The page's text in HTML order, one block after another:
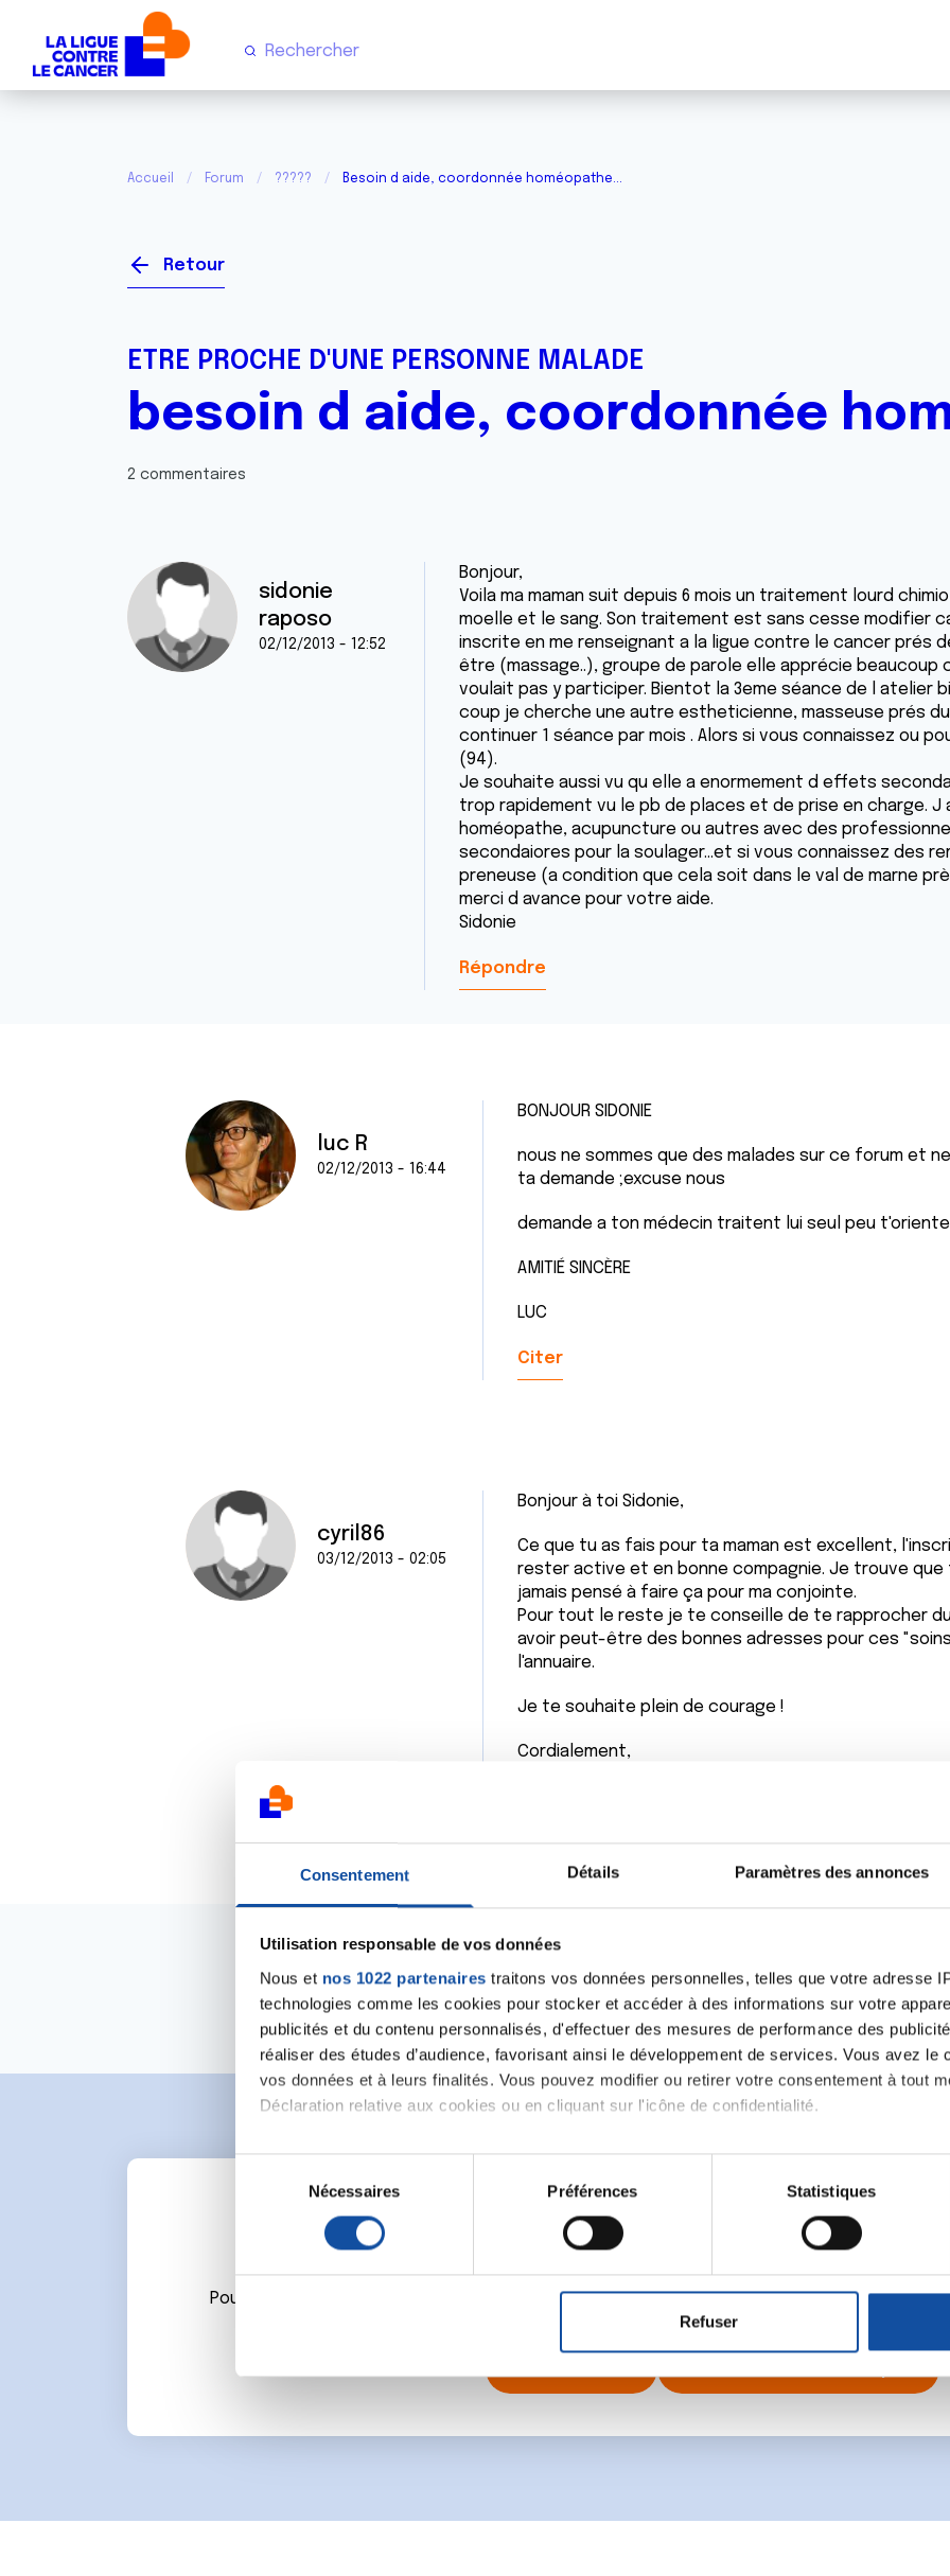
Consentement Détails Paramètres des annonces
Utilisation responsable de vos données
Nous et nos 1022 partenaires traitons vos données personnelles, telles que votre adresse
technologies comme les cookies pour stocker et accéder à des informations sur votre
publicités et du contenu personnalisés, d'effectuer des mesures de performance des
réaliser des études d’audience, favorisant ainsi le développement de services. Vous avez le
vos données et à leurs finalités. Vous pouvez modifier ou retirer votre consentement à tout
Déclaration relative aux cookies ou en cliquant sur l'icône de confidentialité.
Si vous le permettez, nous aimerions également :
Collecter des informations sur votre localisation géographique qui peuvent être
digitales).
Pour en savoir plus sur le traitement de vos données personnelles et définir vos
. Vous pouvez modifier ou retirer votre consentement à tout moment à partir de la
partenaires de médias sociaux, de publicité et d'analyse, qui peuvent combiner celles-ci
n
s
Nécessaires Préférences Statistiques
Refuser
Accueil Forum ????? Besoin d aide, coordonnée homéopathe...
Retour
ETRE PROCHE D'UNE PERSONNE MALADE
besoin d aide, coordonnée
2 commentaires
sidonie
raposo
02/12/2013 - 12:52
Bonjour,
Voila ma maman suit depuis 6 mois un traitement lourd
moelle et le sang. Son traitement est sans cesse modifier
inscrite en me renseignant a la ligue contre le cancer prés
être (massage..), groupe de parole elle apprécie beaucoup
voulait pas y participer. Bientot la 3eme séance de l atelier
coup je cherche une autre estheticienne, masseuse prés
continuer 1 séance par mois . Alors si vous connaissez ou
(94).
Je souhaite aussi vu qu elle a enormement d effets
trop rapidement vu le pb de places et de prise en charge. J
homéopathe, acupuncture ou autres avec des
secondaiores pour la soulager...et si vous connaissez des
preneuse (a condition que cela soit dans le val de marne
merci d avance pour votre aide.
Sidonie
Répondre
luc R
02/12/2013 - 16:44
BONJOUR SIDONIE
nous ne sommes que des malades sur ce forum et
ta demande ;excuse nous
demande a ton médecin traitent lui seul peu
AMITIÉ SINCÈRE
LUC
Citer
cyril86
03/12/2013 - 02:05
Bonjour à toi Sidonie,
Ce que tu as fais pour ta maman est excellent,
rester active et en bonne compagnie. Je trouve que
jamais pensé à faire ça pour ma conjointe.
Pour tout le reste je te conseille de te rapprocher
avoir peut-être des bonnes adresses pour ces
l'annuaire.
Je te souhaite plein de courage !
Cordialement,
Ecrire un commentaire
Pour écrire un commentaire ou lancer une nouvelle discussion vous aurez besoin de vous